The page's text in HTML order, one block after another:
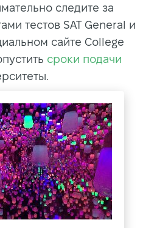
следите за
тестов SAT General и
сайте College
сроки подачи